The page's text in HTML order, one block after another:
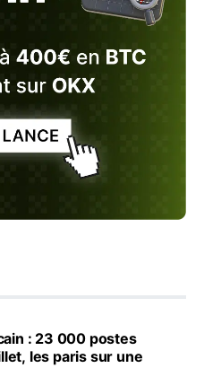
: 23 000 postes
les paris sur une